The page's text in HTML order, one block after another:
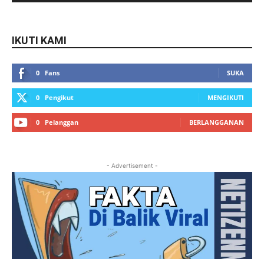
IKUTI KAMI
0 Fans SUKA
0 Pengikut MENGIKUTI
0 Pelanggan BERLANGGANAN
- Advertisement -